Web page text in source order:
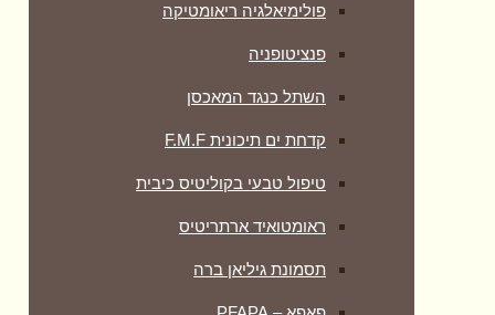
פולימיאלגיה ריאומטיקה
‏פנציטופניה
השתל כנגד המאכסן
קדחת ים תיכונית F.M.F
טיפול טבעי בקוליטיס כיבית
ראומטואיד ארתריטיס
תסמונת גיליאן ברה